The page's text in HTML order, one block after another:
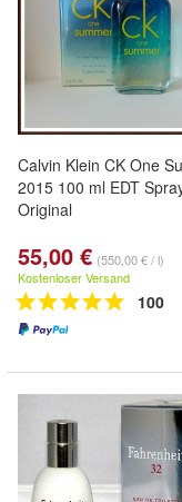
Calvin Klein CK One
2015 100 ml EDT
Original
55,00 € (550,00 € / l)
Kostenloser Versand
100